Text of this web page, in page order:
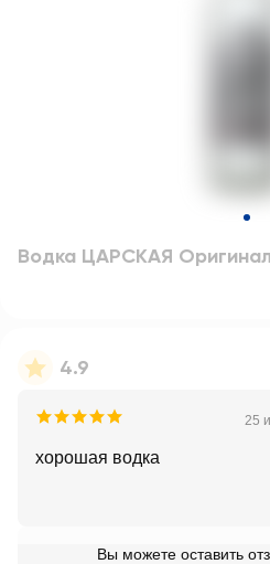
Водка ЦАРСКАЯ
4.9
25
хорошая водка
Вы можете оставить